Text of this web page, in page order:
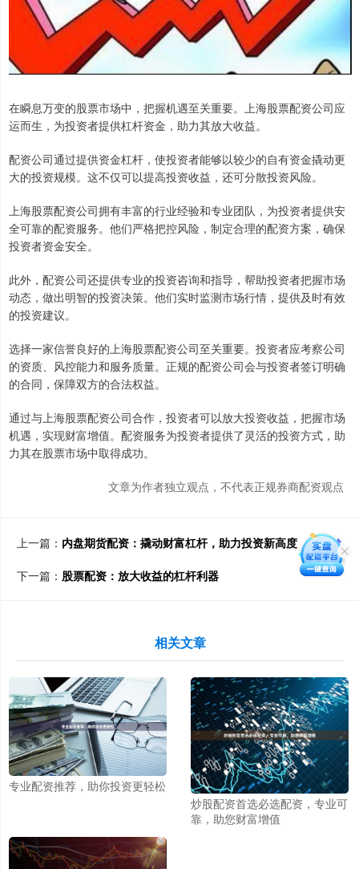
在瞬息万变的股票市场中，把握机遇至关重要。上海股票配资公司应
运而生，为投资者提供杠杆资金，助力其放大收益。
配资公司通过提供资金杠杆，使投资者能够以较少的自有资金撬动更
大的投资规模。这不仅可以提高投资收益，还可分散投资风险。
上海股票配资公司拥有丰富的行业经验和专业团队，为投资者提供安
全可靠的配资服务。他们严格把控风险，制定合理的配资方案，确保
投资者资金安全。
此外，配资公司还提供专业的投资咨询和指导，帮助投资者把握市场
动态，做出明智的投资决策。他们实时监测市场行情，提供及时有效
的投资建议。
选择一家信誉良好的上海股票配资公司至关重要。投资者应考察公司
的资质、风控能力和服务质量。正规的配资公司会与投资者签订明确
的合同，保障双方的合法权益。
通过与上海股票配资公司合作，投资者可以放大投资收益，把握市场
机遇，实现财富增值。配资服务为投资者提供了灵活的投资方式，助
力其在股票市场中取得成功。
文章为作者独立观点，不代表正规券商配资观点
上一篇： 内盘期货配资：撬动财富杠杆，助力投资新高度
下一篇： 股票配资：放大收益的杠杆利器
相关文章
专业配资推荐，助你投资更轻松
炒股配资首选必选配资，专业可
靠，助您财富增值